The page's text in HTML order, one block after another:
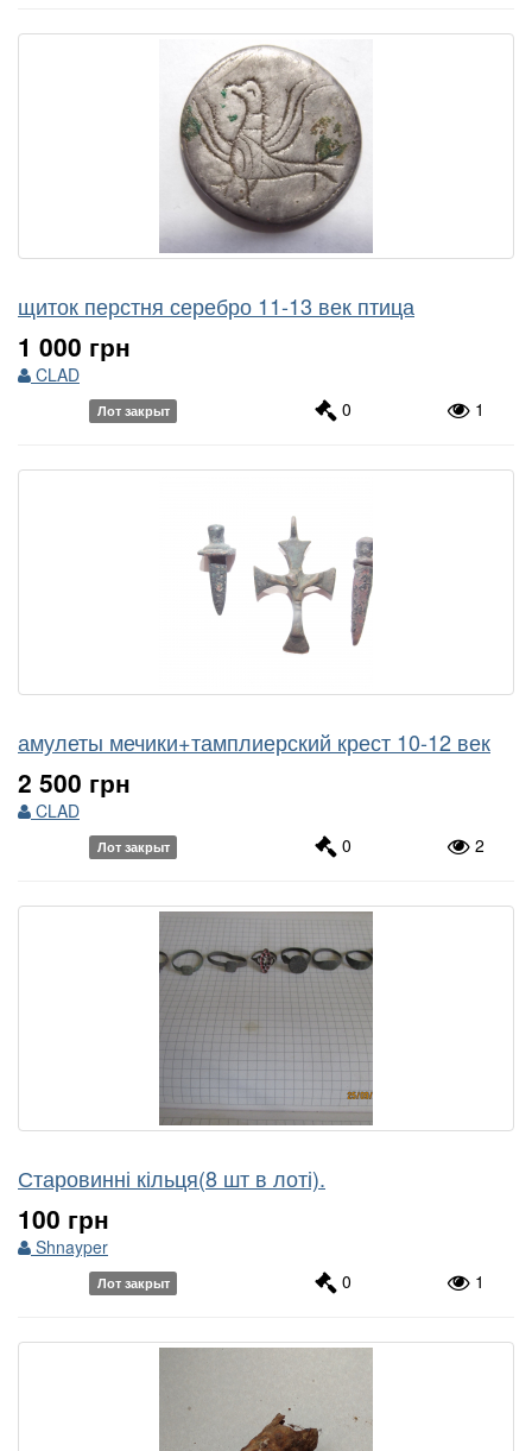
щиток перстня серебро 11-13 век птица
1 000 грн
CLAD
Лот закрыт 0 1
амулеты мечики+тамплиерский крест 10-12 век
2 500 грн
CLAD
Лот закрыт 0 2
Старовинні кільця(8 шт в лоті).
100 грн
Shnayper
Лот закрыт 0 1